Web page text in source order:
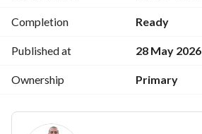
Completion Ready
Published at 28 May 2026
Ownership Primary